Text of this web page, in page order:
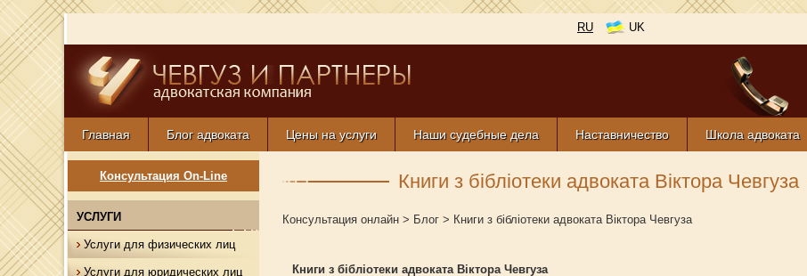
RU UK
Главная Блог адвоката Цены на услуги Наши судебные дела Наставничество Школа адвоката
Консультация On-Line
УСЛУГИ
Услуги для физических лиц
Услуги для юридических лиц
Книги з бібліотеки адвоката Віктора Чевгуза
Консультация онлайн > Блог > Книги з бібліотеки адвоката Віктора Чевгуза
Книги з бібліотеки адвоката Віктора Чевгуза